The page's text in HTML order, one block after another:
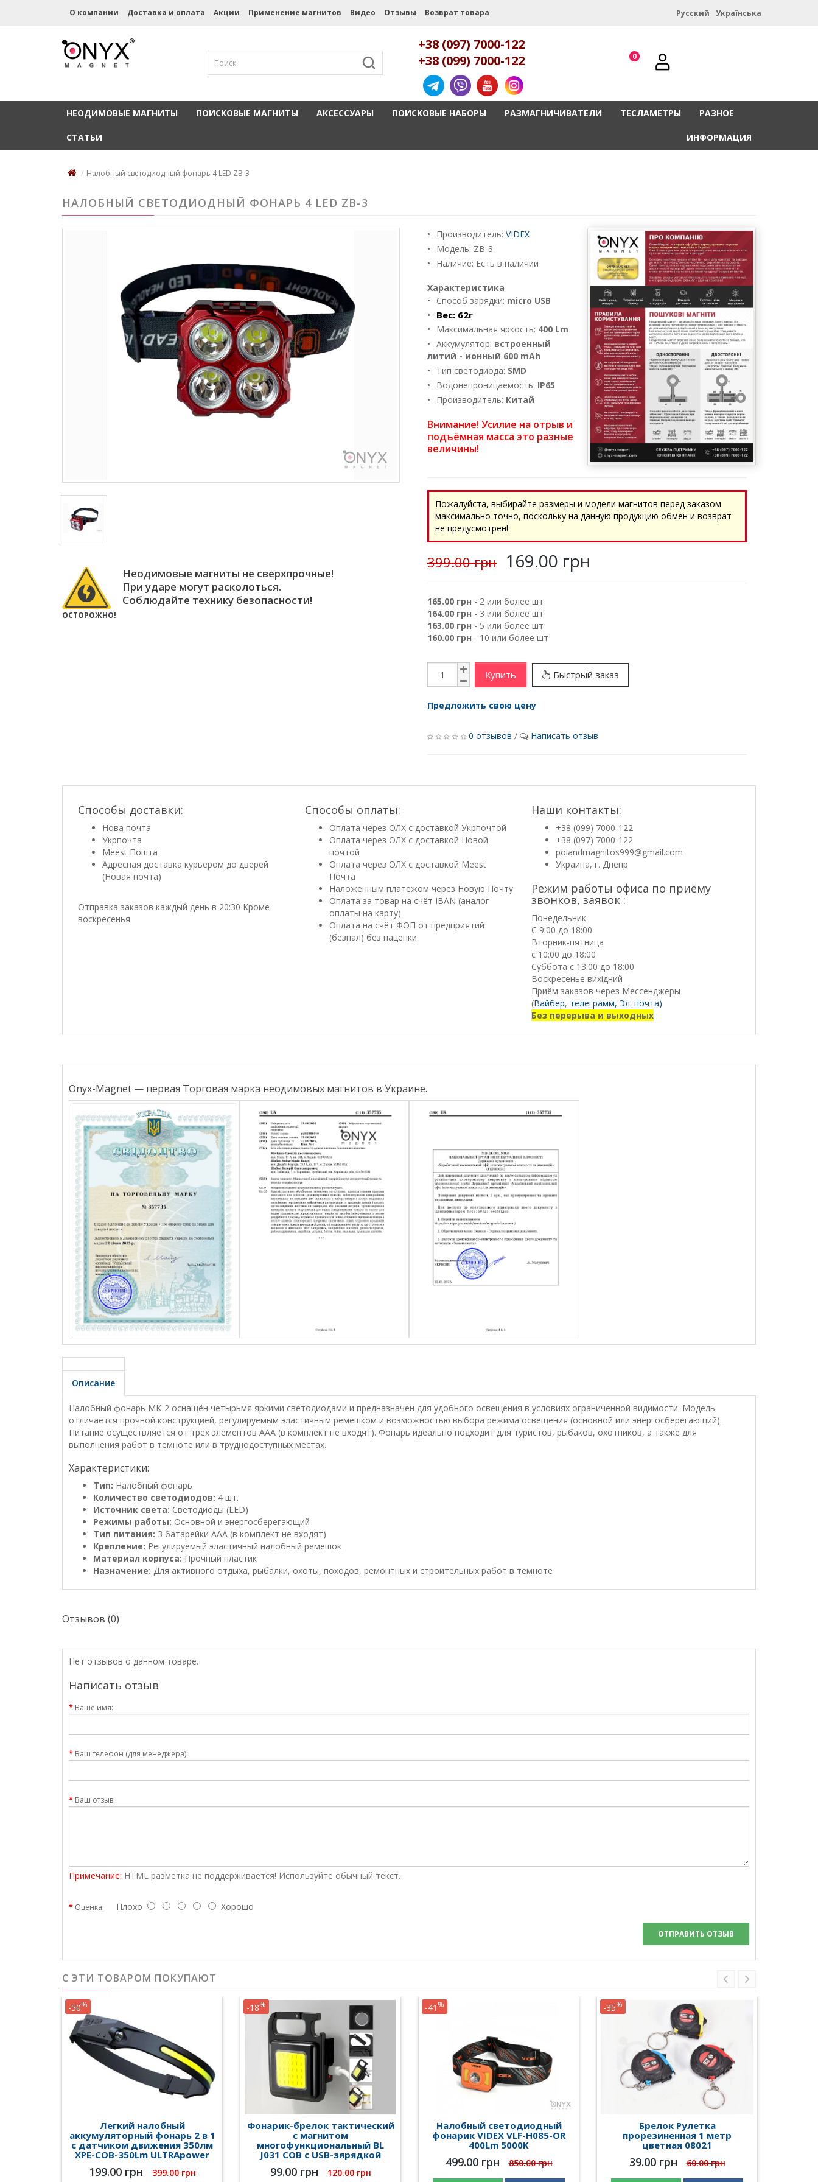
О компании Доставка и оплата Акции Применение магнитов Видео Отзывы Возврат товара Русский Українська
+38 (097) 7000-122
+38 (099) 7000-122
0
НЕОДИМОВЫЕ МАГНИТЫ ПОИСКОВЫЕ МАГНИТЫ АКСЕССУАРЫ ПОИСКОВЫЕ НАБОРЫ РАЗМАГНИЧИВАТЕЛИ ТЕСЛАМЕТРЫ РАЗНОЕ
СТАТЬИ ИНФОРМАЦИЯ
Налобный светодиодный фонарь 4 LED ZB-3
НАЛОБНЫЙ СВЕТОДИОДНЫЙ ФОНАРЬ 4 LED ZB-3
ОСТОРОЖНО!
Неодимовые магниты не сверхпрочные!
При ударе могут расколоться.
Соблюдайте технику безопасности!
Производитель: VIDEX
Модель: ZB-3
Наличие: Есть в наличии
Характеристика
Способ зарядки: micro USB
Вес: 62г
Максимальная яркость: 400 Lm
Аккумулятор: встроенный
литий - ионный 600 mAh
Тип светодиода: SMD
Водонепроницаемость: IP65
Производитель: Китай
Внимание! Усилие на отрыв и
подъёмная масса это разные
величины!
Пожалуйста, выбирайте размеры и модели магнитов перед заказом
максимально точно, поскольку на данную продукцию обмен и возврат
не предусмотрен!
399.00 грн 169.00 грн
165.00 грн - 2 или более шт
164.00 грн - 3 или более шт
163.00 грн - 5 или более шт
160.00 грн - 10 или более шт
Купить Быстрый заказ
Предложить свою цену
0 отзывов / Написать отзыв
Способы доставки:
Нова почта
Укрпочта
Meest Пошта
Адресная доставка курьером до дверей
(Новая почта)
Отправка заказов каждый день в 20:30 Кроме
воскресенья
Способы оплаты:
Оплата через ОЛХ с доставкой Укрпочтой
Оплата через ОЛХ с доставкой Новой
почтой
Оплата через ОЛХ с доставкой Meest
Почта
Наложенным платежом через Новую Почту
Оплата за товар на счёт IBAN (аналог
оплаты на карту)
Оплата на счёт ФОП от предприятий
(безнал) без наценки
Наши контакты:
+38 (099) 7000-122
+38 (097) 7000-122
polandmagnitos999@gmail.com
Украина, г. Днепр
Режим работы офиса по приёму
звонков, заявок :
Понедельник
С 9:00 до 18:00
Вторник-пятница
с 10:00 до 18:00
Суббота с 13:00 до 18:00
Воскресенье вихідний
Приём заказов через Мессенджеры
(Вайбер, телеграмм, Эл. почта)
Без перерыва и выходных
Onyx-Magnet — первая Торговая марка неодимовых магнитов в Украине.
Описание
Налобный фонарь MK-2 оснащён четырьмя яркими светодиодами и предназначен для удобного освещения в условиях ограниченной видимости. Модель
отличается прочной конструкцией, регулируемым эластичным ремешком и возможностью выбора режима освещения (основной или энергосберегающий).
Питание осуществляется от трёх элементов AAA (в комплект не входят). Фонарь идеально подходит для туристов, рыбаков, охотников, а также для
выполнения работ в темноте или в труднодоступных местах.
Характеристики:
Тип: Налобный фонарь
Количество светодиодов: 4 шт.
Источник света: Светодиоды (LED)
Режимы работы: Основной и энергосберегающий
Тип питания: 3 батарейки AAA (в комплект не входят)
Крепление: Регулируемый эластичный налобный ремешок
Материал корпуса: Прочный пластик
Назначение: Для активного отдыха, рыбалки, охоты, походов, ремонтных и строительных работ в темноте
Отзывов (0)
Нет отзывов о данном товаре.
Написать отзыв
Ваше имя:
Ваш телефон (для менеджера):
Ваш отзыв:
Примечание: HTML разметка не поддерживается! Используйте обычный текст.
Оценка: Плохо Хорошо
ОТПРАВИТЬ ОТЗЫВ
С ЭТИ ТОВАРОМ ПОКУПАЮТ
Легкий налобный
аккумуляторный фонарь 2 в 1
с датчиком движения 350лм
XPE-COB-350Lm ULTRApower
199.00 грн 399.00 грн
-50%
Фонарик-брелок тактический
с магнитом
многофункциональный BL
J031 COB с USB-зярядкой
99.00 грн 120.00 грн
-18%
Налобный светодиодный
фонарик VIDEX VLF-H085-OR
400Lm 5000K
499.00 грн 850.00 грн
-41 %
Брелок Рулетка
прорезиненная 1 метр
цветная 08021
39.00 грн 60.00 грн
-35%